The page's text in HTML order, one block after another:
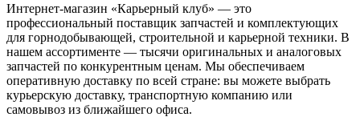
Интернет-магазин «Карьерный клуб» — это
профессиональный поставщик запчастей и комплектующих
для горнодобывающей, строительной и карьерной техники. В
нашем ассортименте — тысячи оригинальных и аналоговых
запчастей по конкурентным ценам. Мы обеспечиваем
оперативную доставку по всей стране: вы можете выбрать
курьерскую доставку, транспортную компанию или
самовывоз из ближайшего офиса.